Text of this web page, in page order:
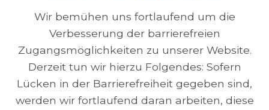
Wir bemühen uns fortlaufend um die
Verbesserung der barrierefreien
Zugangsmöglichkeiten zu unserer Website.
Derzeit tun wir hierzu Folgendes: Sofern
Lücken in der Barrierefreiheit gegeben sind,
werden wir fortlaufend daran arbeiten, diese